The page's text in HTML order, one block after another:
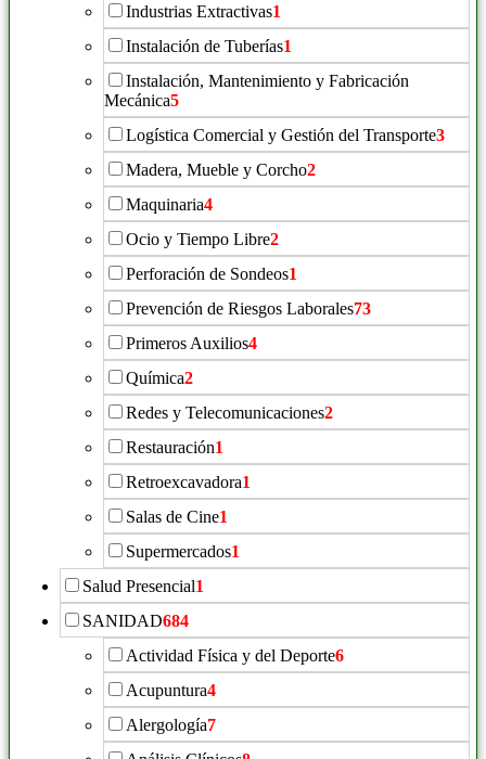
Industrias Extractivas1
Instalación de Tuberías1
Instalación, Mantenimiento y Fabricación
Mecánica5
Logística Comercial y Gestión del Transporte3
Madera, Mueble y Corcho2
Maquinaria4
Ocio y Tiempo Libre2
Perforación de Sondeos1
Prevención de Riesgos Laborales73
Primeros Auxilios4
Química2
Redes y Telecomunicaciones2
Restauración1
Retroexcavadora1
Salas de Cine1
Supermercados1
Salud Presencial1
SANIDAD684
Actividad Física y del Deporte6
Acupuntura4
Alergología7